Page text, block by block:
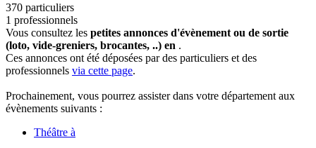
370 particuliers
1 professionnels
Vous consultez les petites annonces d'évènement ou de sortie
(loto, vide-greniers, brocantes, ..) en .
Ces annonces ont été déposées par des particuliers et des
professionnels via cette page.
Prochainement, vous pourrez assister dans votre département aux
évènements suivants :
Théâtre à